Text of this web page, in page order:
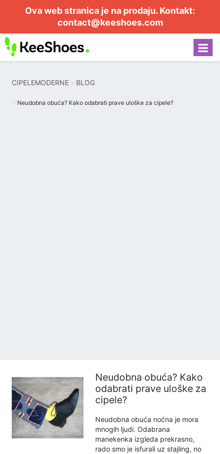
Ova web stranica je na prodaju. Kontakt:
contact@keeshoes.com
CIPELEMODERNE BLOG
Neudobna obuća? Kako odabrati prave uloške za cipele?
Neudobna obuća? Kako
odabrati prave uloške za
cipele?
Neudobna obuća noćna je mora
mnogih ljudi. Odabrana
manekenka izgleda prekrasno,
rado smo je isfurali uz stajling, no